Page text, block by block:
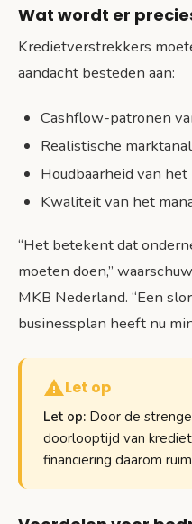
Wat wordt er
Kredietverstrekkers
aandacht besteden aan:
Cashflow-patronen
Realistische
Houdbaarheid van
Kwaliteit van het
“Het betekent dat
moeten doen,”
MKB Nederland. “Een
businessplan heeft nu
Let op
Let op: Door de
doorlooptijd van
financiering daarom